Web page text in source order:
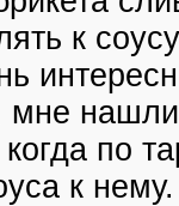
к
мне
по
к